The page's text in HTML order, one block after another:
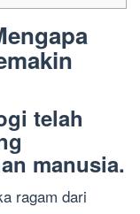
telah
manusia.
ragam dari